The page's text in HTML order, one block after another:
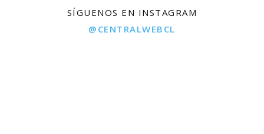
SÍGUENOS EN INSTAGRAM
@CENTRALWEBCL